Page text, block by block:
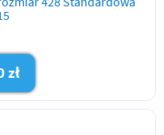
zł